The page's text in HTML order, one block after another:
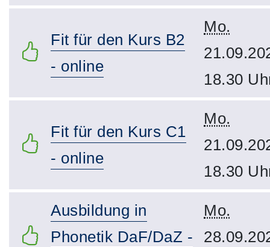
Fit für den Kurs B2
- online
Mo.
18.30
Fit für den Kurs C1
- online
Mo.
18.30
Ausbildung in
Phonetik DaF/DaZ -
Mo.